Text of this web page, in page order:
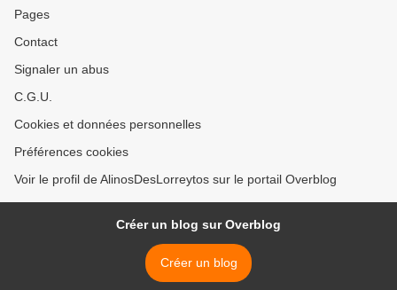
Pages
Contact
Signaler un abus
C.G.U.
Cookies et données personnelles
Préférences cookies
Voir le profil de AlinosDesLorreytos sur le portail Overblog
Créer un blog sur Overblog
Créer un blog